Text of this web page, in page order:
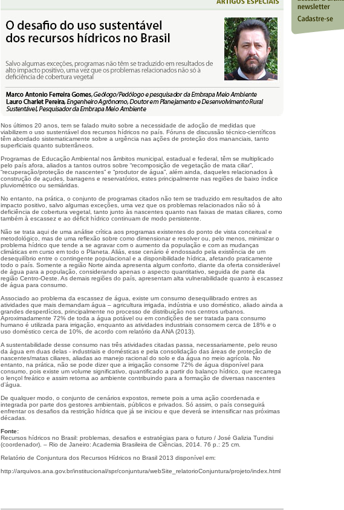
Nos últimos 20 anos, tem se falado muito sobre a necessidade de adoção de medidas que
viabilizem o uso sustentável dos recursos hídricos no país. Fóruns de discussão técnico-científicos
têm abordado sistematicamente sobre a urgência nas ações de proteção dos mananciais, tanto
superficiais quanto subterrâneos.
Programas de Educação Ambiental nos âmbitos municipal, estadual e federal, têm se multiplicado
pelo país afora, aliados a tantos outros sobre “recomposição de vegetação de mata ciliar”,
“recuperação/proteção de nascentes” e “produtor de água”, além ainda, daqueles relacionados à
construção de açudes, barragens e reservatórios, estes principalmente nas regiões de baixo índice
pluviométrico ou semiáridas.
No entanto, na prática, o conjunto de programas citados não tem se traduzido em resultados de alto
impacto positivo, salvo algumas exceções, uma vez que os problemas relacionados não só à
deficiência de cobertura vegetal, tanto junto às nascentes quanto nas faixas de matas ciliares, como
também à escassez e ao déficit hídrico continuam de modo persistente.
Não se trata aqui de uma análise crítica aos programas existentes do ponto de vista conceitual e
metodológico, mas de uma reflexão sobre como dimensionar e resolver ou, pelo menos, minimizar o
problema hídrico que tende a se agravar com o aumento da população e com as mudanças
climáticas em curso em todo o Planeta. Aliás, esse cenário é endossado pela existência de um
desequilíbrio entre o contingente populacional e a disponibilidade hídrica, afetando praticamente
todo o país. Somente a região Norte ainda apresenta algum conforto, diante da oferta considerável
de água para a população, considerando apenas o aspecto quantitativo, seguida de parte da
região Centro-Oeste. As demais regiões do país, apresentam alta vulnerabilidade quanto à escassez
de água para consumo.
Associado ao problema da escassez de água, existe um consumo desequilibrado entres as
atividades que mais demandam água – agricultura irrigada, indústria e uso doméstico, aliado ainda a
grandes desperdícios, principalmente no processo de distribuição nos centros urbanos.
Aproximadamente 72% de toda a água potável ou em condições de ser tratada para consumo
humano é utilizada para irrigação, enquanto as atividades industriais consomem cerca de 18% e o
uso doméstico cerca de 10%, de acordo com relatório da ANA (2013).
A sustentabilidade desse consumo nas três atividades citadas passa, necessariamente, pelo reuso
da água em duas delas - industriais e domésticas e pela consolidação das áreas de proteção de
nascentes/matas ciliares, aliadas ao manejo racional do solo e da água no meio agrícola. No
entanto, na prática, não se pode dizer que a irrigação consome 72% de água disponível para
consumo, pois existe um volume significativo, quantificado a partir do balanço hídrico, que recarrega
o lençol freático e assim retorna ao ambiente contribuindo para a formação de diversas nascentes
d’água.
De qualquer modo, o conjunto de cenários expostos, remete pois a uma ação coordenada e
integrada por parte dos gestores ambientais, públicos e privados. Só assim, o país conseguirá
enfrentar os desafios da restrição hídrica que já se iniciou e que deverá se intensificar nas próximas
décadas.
Fonte:
Recursos hídricos no Brasil: problemas, desafios e estratégias para o futuro / José Galizia Tundisi
(coordenador). – Rio de Janeiro: Academia Brasileira de Ciências, 2014. 76 p.: 25 cm.
Relatório de Conjuntura dos Recursos Hídricos no Brasil 2013 disponível em:
http://arquivos.ana.gov.br/institucional/spr/conjuntura/webSite_relatorioConjuntura/projeto/index.html